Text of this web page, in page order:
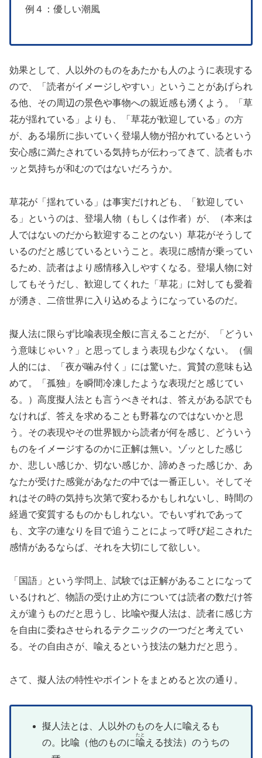
例４：優しい潮風
効果として、人以外のものをあたかも人のように表現する
ので、「読者がイメージしやすい」ということがあげられ
る他、その周辺の景色や事物への親近感も湧くよう。「草
花が揺れている」よりも、「草花が歓迎している」の方
が、ある場所に歩いていく登場人物が招かれているという
安心感に満たされている気持ちが伝わってきて、読者もホ
ッと気持ちが和むのではないだろうか。
草花が「揺れている」は事実だけれども、「歓迎してい
る」というのは、登場人物（もしくは作者）が、（本来は
人ではないのだから歓迎することのない）草花がそうして
いるのだと感じているということ。表現に感情が乗ってい
るため、読者はより感情移入しやすくなる。登場人物に対
してもそうだし、歓迎してくれた「草花」に対しても愛着
が湧き、二倍世界に入り込めるようになっているのだ。
擬人法に限らず比喩表現全般に言えることだが、「どうい
う意味じゃい？」と思ってしまう表現も少なくない。（個
人的には、「夜が噛み付く」には驚いた。賞賛の意味も込
めて。「孤独」を瞬間冷凍したような表現だと感じてい
る。）高度擬人法とも言うべきそれは、答えがある訳でも
なければ、答えを求めることも野暮なのではないかと思
う。その表現やその世界観から読者が何を感じ、どういう
ものをイメージするのかに正解は無い。ゾッとした感じ
か、悲しい感じか、切ない感じか、諦めきった感じか、あ
なたが受けた感覚があなたの中では一番正しい。そしてそ
れはその時の気持ち次第で変わるかもしれないし、時間の
経過で変質するものかもしれない。でもいずれであって
も、文字の連なりを目で追うことによって呼び起こされた
感情があるならば、それを大切にして欲しい。
「国語」という学問上、試験では正解があることになって
いるけれど、物語の受け止め方については読者の数だけ答
えが違うものだと思うし、比喩や擬人法は、読者に感じ方
を自由に委ねさせられるテクニックの一つだと考えてい
る。その自由さが、喩えるという技法の魅力だと思う。
さて、擬人法の特性やポイントをまとめると次の通り。
擬人法とは、人以外のものを人に喩えるも
の。比喩（他のものに喩
たと
える技法）のうちの